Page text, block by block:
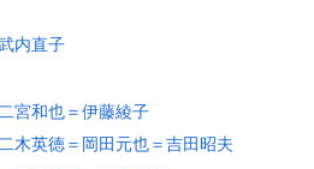
内直子
宮和也＝伊藤綾子
木英徳＝岡田元也＝吉田昭夫